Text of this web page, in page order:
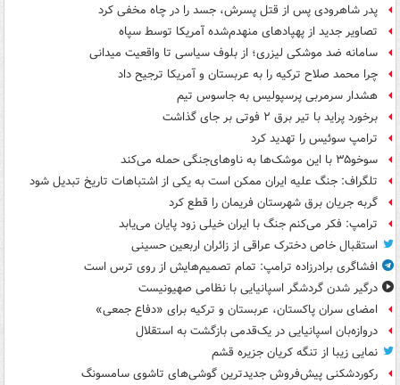
پدر شاهرودی پس از قتل پسرش، جسد را در چاه مخفی کرد
تصاویر جدید از پهپادهای منهدم‌شده آمریکا توسط سپاه
سامانه ضد موشکی لیزری؛ از بلوف سیاسی تا واقعیت میدانی
چرا محمد صلاح ترکیه را به عربستان و آمریکا ترجیح داد
هشدار سرمربی پرسپولیس به جاسوس تیم
برخورد پراید با تیر برق ۲ فوتی بر جای گذاشت
ترامپ سوئیس را تهدید کرد
سوخو۳۵ با این موشک‌ها به ناوهای‌جنگی حمله می‌کند
تلگراف: جنگ علیه ایران ممکن است به یکی از اشتباهات تاریخ تبدیل شود
گربه جریان برق شهرستان فریمان را قطع کرد
ترامپ: فکر می‌کنم جنگ با ایران خیلی زود پایان می‌یابد
استقبال خاص دخترک عراقی از زائران اربعین حسینی
افشاگری برادرزاده ترامپ: تمام تصمیم‌هایش از روی ترس است
درگیر شدن گردشگر اسپانیایی با نظامی صهیونیست
امضای سران پاکستان، عربستان و ترکیه برای «دفاع جمعی»
دروازه‌بان اسپانیایی در یک‌قدمی بازگشت به استقلال
نمایی زیبا از تنگه کریان جزیره قشم
رکوردشکنی پیش‌فروش جدیدترین گوشی‌های تاشوی سامسونگ